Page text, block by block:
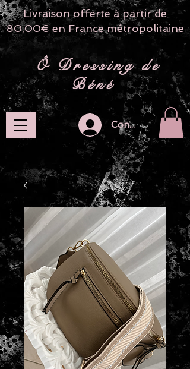
Livraison offerte à partir de
80,00€ en France métropolitaine
​ Ô Dressing de
Béné
Connection